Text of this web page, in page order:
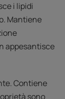
i lipidi
Mantiene
appesantisce
Contiene
sono